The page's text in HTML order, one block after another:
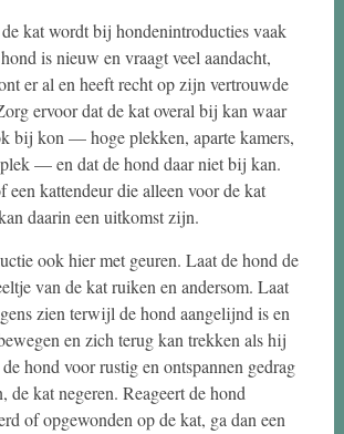
kat wordt bij hondenintroducties vaak
is nieuw en vraagt veel aandacht,
er al en heeft recht op zijn vertrouwde
ervoor dat de kat overal bij kan waar
bij kon — hoge plekken, aparte kamers,
— en dat de hond daar niet bij kan.
een kattendeur die alleen voor de kat
daarin een uitkomst zijn.
ook hier met geuren. Laat de hond de
van de kat ruiken en andersom. Laat
zien terwijl de hond aangelijnd is en
en zich terug kan trekken als hij
hond voor rustig en ontspannen gedrag
kat negeren. Reageert de hond
of opgewonden op de kat, ga dan een